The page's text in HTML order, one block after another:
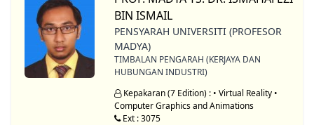
BIN ISMAIL
PENSYARAH UNIVERSITI (PROFESOR
MADYA)
TIMBALAN PENGARAH (KERJAYA DAN
HUBUNGAN INDUSTRI)
Kepakaran (7 Edition) : • Virtual Reality •
Computer Graphics and Animations
Ext : 3075